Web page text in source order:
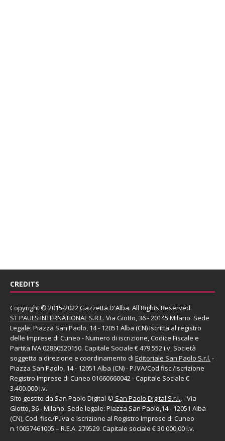
CREDITS
Copyright © 2015-2022 Gazzetta D'Alba. All Rights Reserved.
ST PAULS INTERNATIONAL S.R.L. Via Giotto, 36 - 20145 Milano. Sede
Legale: Piazza San Paolo, 14 - 12051 Alba (CN) Iscritta al registro
delle Imprese di Cuneo - Numero di iscrizione, Codice Fiscale e
Partita IVA 02860520150. Capitale Sociale € 479.552 i.v. Società
soggetta a direzione e coordinamento di Editoriale San Paolo S.r.l. -
Piazza San Paolo, 14 - 12051 Alba (CN) - P.IVA/Cod.fisc./Iscrizione
Registro Imprese di Cuneo 01660660042 - Capitale Sociale €
3.400.000 i.v.
Sito gestito da San Paolo Digital © San Paolo Digital S.r.l., - Via
Giotto, 36 - Milano. Sede legale: Piazza San Paolo,14 - 12051 Alba
(CN), Cod. fisc./P.Iva e iscrizione al Registro Imprese di Cuneo
n.10057461005 – R.E.A. 279529. Capitale sociale € 30.000,00 i.v.